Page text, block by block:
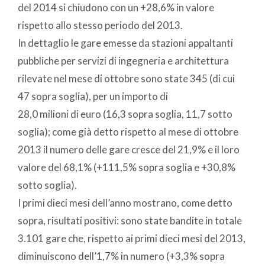
del 2014 si chiudono con un +28,6% in valore
rispetto allo stesso periodo del 2013.
In dettaglio le gare emesse da stazioni appaltanti
pubbliche per servizi di ingegneria e architettura
rilevate nel mese di ottobre sono state 345 (di cui
47 sopra soglia), per un importo di
28,0 milioni di euro (16,3 sopra soglia, 11,7 sotto
soglia); come già detto rispetto al mese di ottobre
2013 il numero delle gare cresce del 21,9% e il loro
valore del 68,1% (+111,5% sopra soglia e +30,8%
sotto soglia).
I primi dieci mesi dell’anno mostrano, come detto
sopra, risultati positivi: sono state bandite in totale
3.101 gare che, rispetto ai primi dieci mesi del 2013,
diminuiscono dell’1,7% in numero (+3,3% sopra